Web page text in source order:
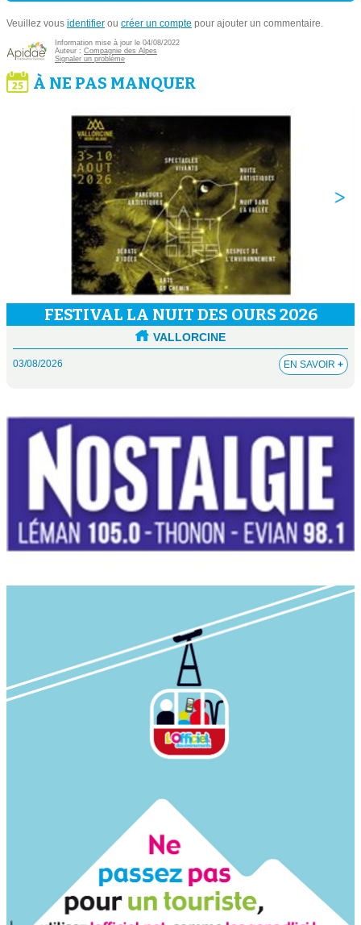
Veuillez vous identifier ou créer un compte pour ajouter un commentaire.
Information mise à jour le 04/08/2022
Auteur : Compagnie des Alpes
Signaler un problème
À NE PAS MANQUER
FESTIVAL LA NUIT DES OURS 2026
VALLORCINE
03/08/2026 EN SAVOIR +